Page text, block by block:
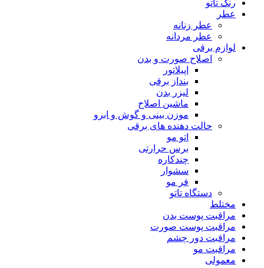
رنگ تاتو
عطر
عطر زنانه
عطر مردانه
لوازم برقی
اصلاح صورت و بدن
اپیلاتور
بنداز برقی
لیزر بدن
ماشین اصلاح
موزن بینی و گوش و ابرو
حالت دهنده های برقی
اتو مو
برس حرارتی
چندکاره
سشوار
فر مو
دستگاه تاتو
مختلط
مراقبت پوست بدن
مراقبت پوست صورت
مراقبت دور چشم
مراقبت مو
معمولی